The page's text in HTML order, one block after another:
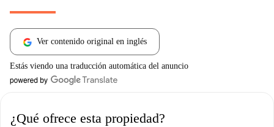
Ver contenido original en inglés
Estás viendo una traducción automática del anuncio
¿Qué ofrece esta propiedad?